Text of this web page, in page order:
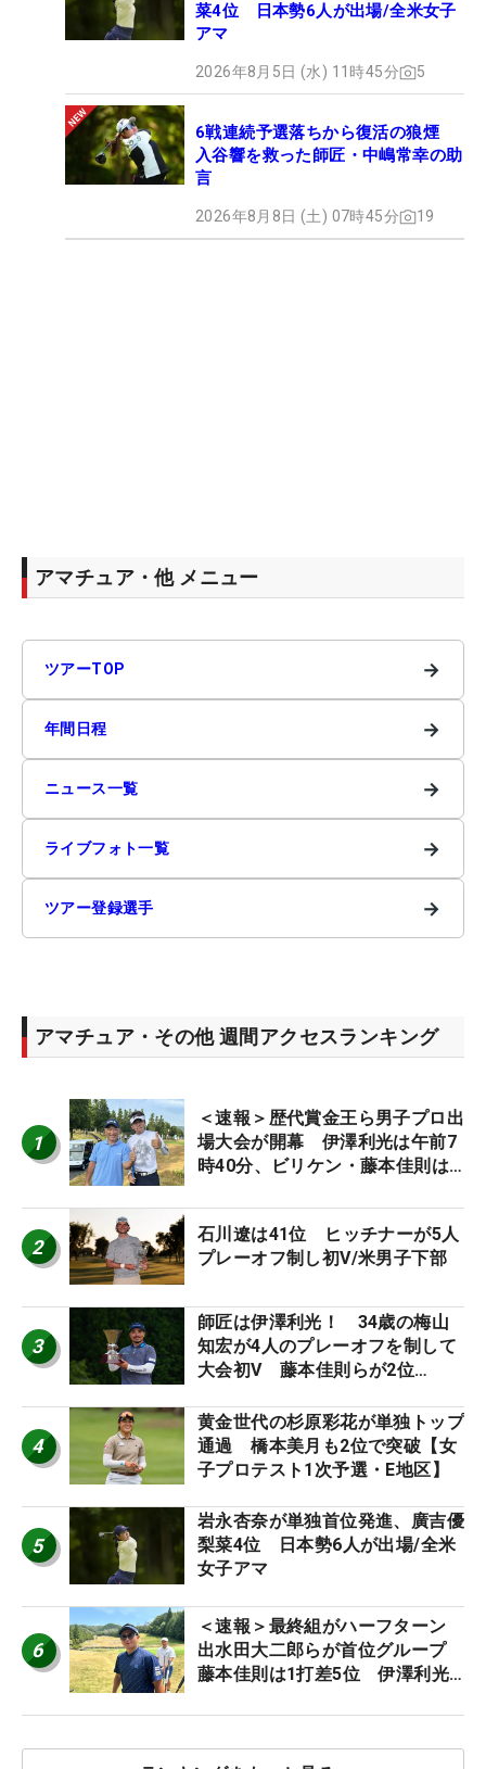
菜4位 日本勢6人が出場/全米女子
アマ
2026年8月5日 (水) 11時45分 5
6戦連続予選落ちから復活の狼煙
入谷響を救った師匠・中嶋常幸の助
言
2026年8月8日 (土) 07時45分 19
アマチュア・他 メニュー
ツアーTOP →
年間日程 →
ニュース一覧 →
ライブフォト一覧 →
ツアー登録選手 →
アマチュア・その他 週間アクセスランキング
1
＜速報＞歴代賞金王ら男子プロ出
場大会が開幕 伊澤利光は午前7
時40分、ビリケン・藤本佳則は
STAGE JOYX OPEN】
2
石川遼は41位 ヒッチナーが5人
プレーオフ制し初V/米男子下部
3
師匠は伊澤利光！ 34歳の梅山
知宏が4人のプレーオフを制して
大会初V 藤本佳則らが2位
4
黄金世代の杉原彩花が単独トップ
通過 橋本美月も2位で突破【女
子プロテスト1次予選・E地区】
5
岩永杏奈が単独首位発進、廣吉優
梨菜4位 日本勢6人が出場/全米
女子アマ
6
＜速報＞最終組がハーフターン
出水田大二郎らが首位グループ
藤本佳則は1打差5位 伊澤利光
JOYX OPEN】